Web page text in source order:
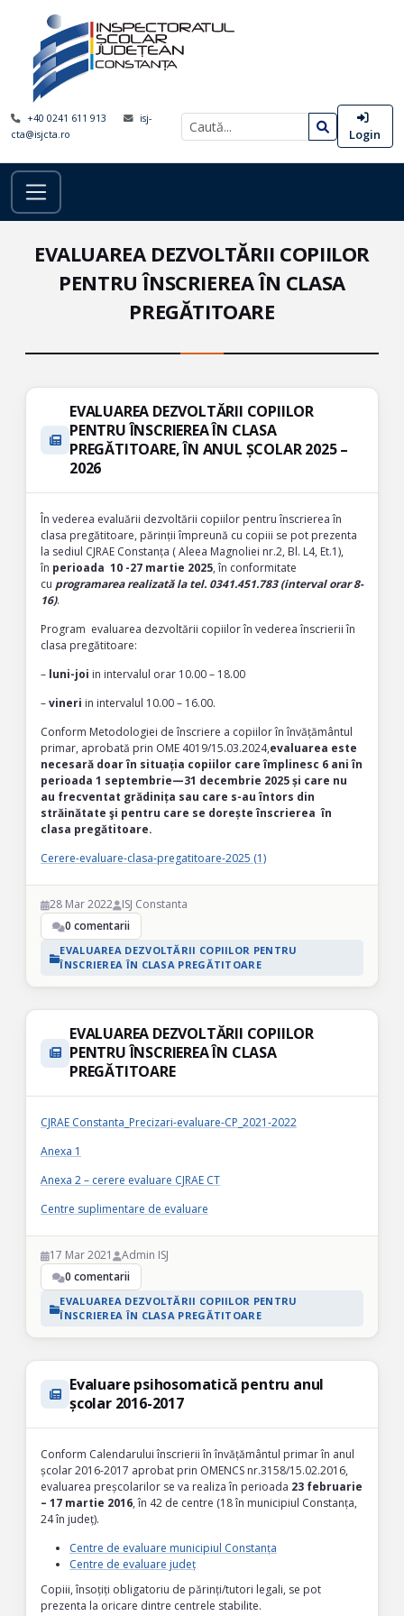
+40 0241 611 913
isj-
cta@isjcta.ro
Login
EVALUAREA DEZVOLTĂRII COPIILOR
PENTRU ÎNSCRIEREA ÎN CLASA
PREGĂTITOARE
EVALUAREA DEZVOLTĂRII COPIILOR
PENTRU ÎNSCRIEREA ÎN CLASA
PREGĂTITOARE, ÎN ANUL ȘCOLAR 2025 –
2026
În vederea evaluării dezvoltării copiilor pentru înscrierea în
clasa pregătitoare, părinții împreună cu copiii se pot prezenta
la sediul CJRAE Constanța ( Aleea Magnoliei nr.2, Bl. L4, Et.1),
în perioada 10 -27 martie 2025, în conformitate
cu programarea realizată la tel. 0341.451.783 (interval orar 8-
16).
Program evaluarea dezvoltării copiilor în vederea înscrierii în
clasa pregătitoare:
– luni-joi in intervalul orar 10.00 – 18.00
–vineri in intervalul 10.00 – 16.00.
Conform Metodologiei de înscriere a copiilor în învățământul
primar, aprobată prin OME 4019/15.03.2024,evaluarea este
necesară doar în situația copiilor care împlinesc 6 ani în
perioada 1 septembrie—31 decembrie 2025 și care nu
au frecventat grădinița sau care s-au întors din
străinătate şi pentru care se dorește înscrierea în
clasa pregătitoare.
Cerere-evaluare-clasa-pregatitoare-2025 (1)
28 Mar 2022
ISJ Constanta
0 comentarii
EVALUAREA DEZVOLTĂRII COPIILOR PENTRU
ÎNSCRIEREA ÎN CLASA PREGĂTITOARE
EVALUAREA DEZVOLTĂRII COPIILOR
PENTRU ÎNSCRIEREA ÎN CLASA
PREGĂTITOARE
CJRAE Constanta_Precizari-evaluare-CP_2021-2022
Anexa 1
Anexa 2 – cerere evaluare CJRAE CT
Centre suplimentare de evaluare
17 Mar 2021
Admin ISJ
0 comentarii
EVALUAREA DEZVOLTĂRII COPIILOR PENTRU
ÎNSCRIEREA ÎN CLASA PREGĂTITOARE
Evaluare psihosomatică pentru anul
școlar 2016-2017
Conform Calendarului înscrierii în învățământul primar în anul
școlar 2016-2017 aprobat prin OMENCS nr.3158/15.02.2016,
evaluarea preșcolarilor se va realiza în perioada 23 februarie
– 17 martie 2016, în 42 de centre (18 în municipiul Constanța,
24 în județ).
Centre de evaluare municipiul Constanța
Centre de evaluare județ
Copiii, însoțiți obligatoriu de părinți/tutori legali, se pot
prezenta la oricare dintre centrele stabilite.